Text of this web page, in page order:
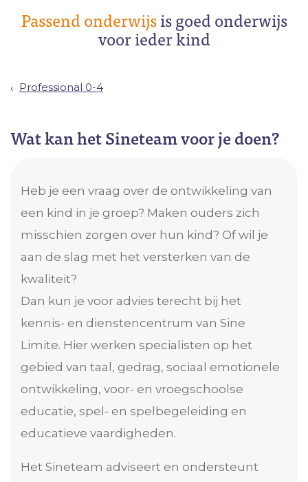
Passend onderwijsis goed onderwijs
voor ieder kind
Professional 0-4
Wat kan het Sineteam voor je doen?
Heb je een vraag over de ontwikkeling van
een kind in je groep? Maken ouders zich
misschien zorgen over hun kind? Of wil je
aan de slag met het versterken van de
kwaliteit?
Dan kun je voor advies terecht bij het
kennis- en dienstencentrum van Sine
Limite. Hier werken specialisten op het
gebied van taal, gedrag, sociaal emotionele
ontwikkeling, voor- en vroegschoolse
educatie, spel- en spelbegeleiding en
educatieve vaardigheden.
Het Sineteam adviseert en ondersteunt